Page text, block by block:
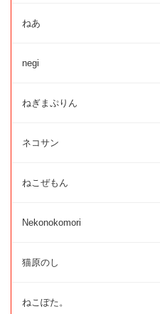
ねあ
negi
ねぎまぷりん
ネコサン
ねこぜもん
Nekonokomori
猫原のし
ねこぽた。